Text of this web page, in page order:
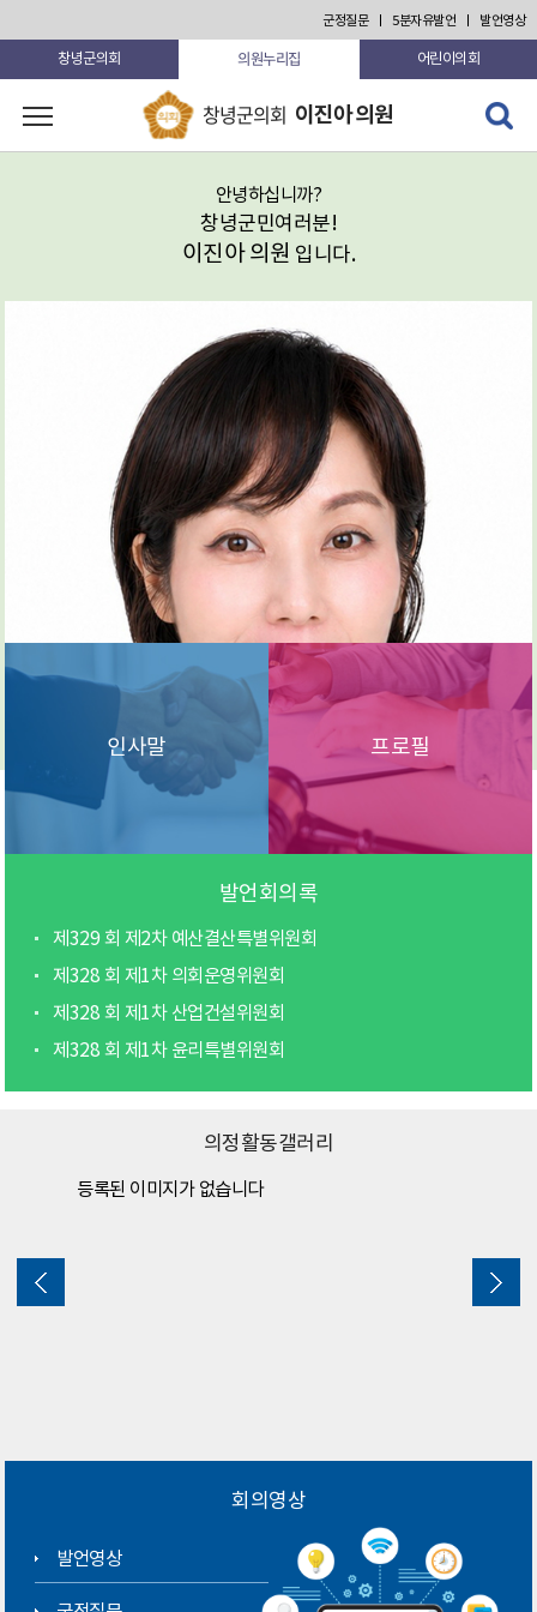
창녕군의회 의원누리집 어린이의회
군정질문 5분자유발언 발언영상
창녕군의회 이진아 의원
검색 열
고 닫기
안녕하십니까?
창녕군민여러분!
이진아 의원 입니다.
인사말 프로필
발언회의록
제329 회 제2차 예산결산특별위원회
제328 회 제1차 의회운영위원회
제328 회 제1차 산업건설위원회
제328 회 제1차 윤리특별위원회
의정활동갤러리
등록된 이미지가 없습니다
회의영상
발언영상